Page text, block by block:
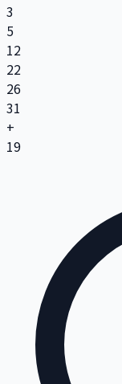
3
5
12
22
26
31
+
19